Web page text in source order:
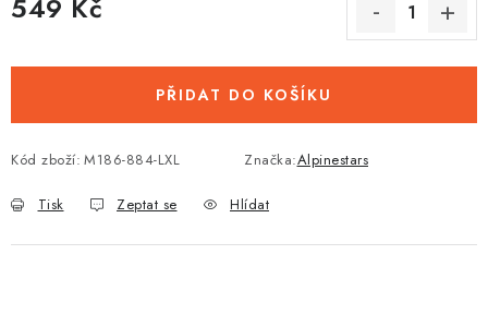
549 Kč
PŘIDAT DO KOŠÍKU
Kód zboží: M186-884-LXL Značka:Alpinestars
Tisk Zeptat se Hlídat